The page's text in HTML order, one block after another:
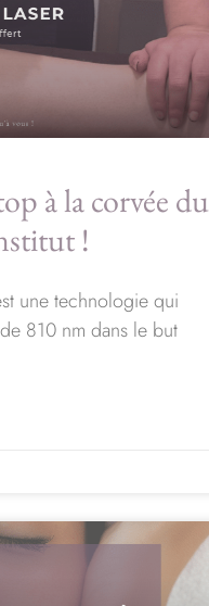
à la corvée du
!
une technologie qui
810 nm dans le but